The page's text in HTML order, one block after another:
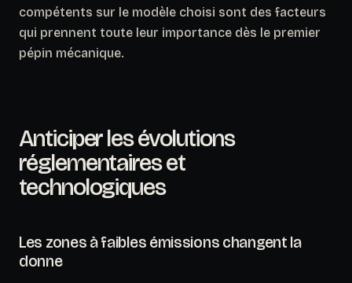
compétents sur le modèle choisi sont des facteurs
qui prennent toute leur importance dès le premier
pépin mécanique.
Anticiper les évolutions
réglementaires et
technologiques
Les zones à faibles émissions changent la
donne